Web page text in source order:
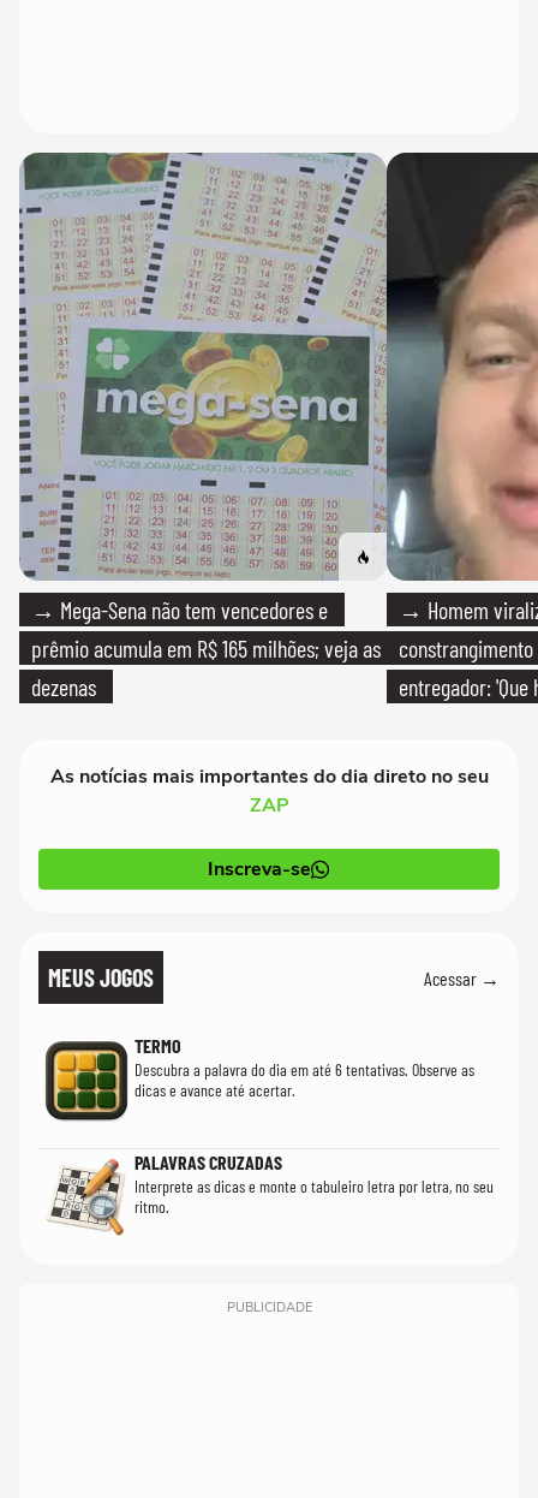
→ Mega-Sena não tem vencedores e
prêmio acumula em R$ 165 milhões; veja as
dezenas
→ Homem
entregador: 'Que
As notícias mais importantes do dia direto no seu
ZAP
Inscreva-se
MEUS JOGOS Acessar →
TERMO
Descubra a palavra do dia em até 6 tentativas. Observe as
dicas e avance até acertar.
PALAVRAS CRUZADAS
Interprete as dicas e monte o tabuleiro letra por letra, no seu
ritmo.
PUBLICIDADE